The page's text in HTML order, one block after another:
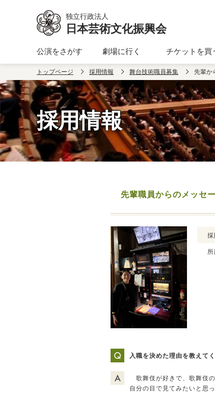
本文へ移動
独立行政法人
日本芸術文化振興会
公演をさがす 劇場に行く チケットを買
トップページ 採用情報 舞台技術職員募集 先輩か
採用情報
先輩職員からのメッセ
採
所
入職を決めた理由を教えてく
歌舞伎が好きで、歌舞伎
自分の目で見てみたいと思